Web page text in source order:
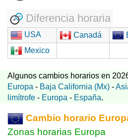
Diferencia horaria
USA Canadá
Mexico
Algunos cambios horarios en
Europa - Baja California (Mx) -
limítrofe - Europa - España.
Cambio horario
Zonas horarias Europa